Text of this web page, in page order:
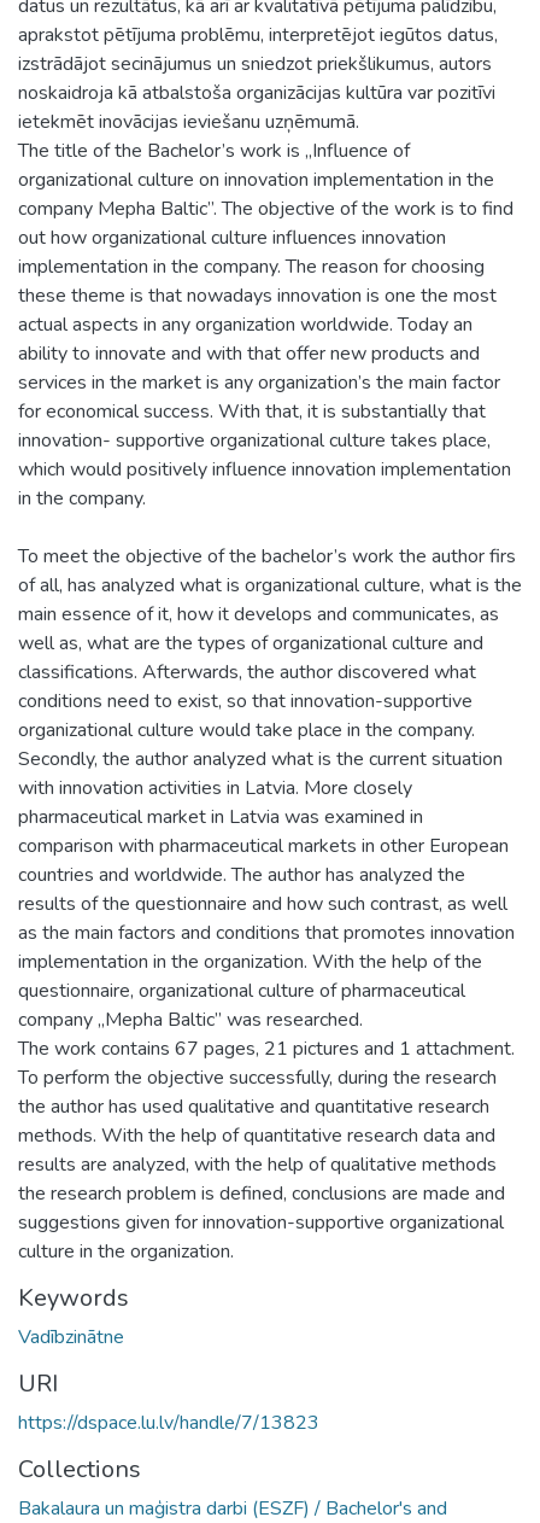
datus un rezultātus, kā arī ar kvalitatīvā pētījuma palīdzību,
aprakstot pētījuma problēmu, interpretējot iegūtos datus,
izstrādājot secinājumus un sniedzot priekšlikumus, autors
noskaidroja kā atbalstoša organizācijas kultūra var pozitīvi
ietekmēt inovācijas ieviešanu uzņēmumā.
The title of the Bachelor’s work is „Influence of
organizational culture on innovation implementation in the
company Mepha Baltic”. The objective of the work is to find
out how organizational culture influences innovation
implementation in the company. The reason for choosing
these theme is that nowadays innovation is one the most
actual aspects in any organization worldwide. Today an
ability to innovate and with that offer new products and
services in the market is any organization’s the main factor
for economical success. With that, it is substantially that
innovation- supportive organizational culture takes place,
which would positively influence innovation implementation
in the company.
To meet the objective of the bachelor’s work the author firs
of all, has analyzed what is organizational culture, what is the
main essence of it, how it develops and communicates, as
well as, what are the types of organizational culture and
classifications. Afterwards, the author discovered what
conditions need to exist, so that innovation-supportive
organizational culture would take place in the company.
Secondly, the author analyzed what is the current situation
with innovation activities in Latvia. More closely
pharmaceutical market in Latvia was examined in
comparison with pharmaceutical markets in other European
countries and worldwide. The author has analyzed the
results of the questionnaire and how such contrast, as well
as the main factors and conditions that promotes innovation
implementation in the organization. With the help of the
questionnaire, organizational culture of pharmaceutical
company „Mepha Baltic” was researched.
The work contains 67 pages, 21 pictures and 1 attachment.
To perform the objective successfully, during the research
the author has used qualitative and quantitative research
methods. With the help of quantitative research data and
results are analyzed, with the help of qualitative methods
the research problem is defined, conclusions are made and
suggestions given for innovation-supportive organizational
culture in the organization.
Keywords
Vadībzinātne
URI
https://dspace.lu.lv/handle/7/13823
Collections
Bakalaura un maģistra darbi (ESZF) / Bachelor's and